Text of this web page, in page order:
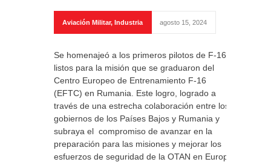
Aviación Militar, Industria agosto 15, 2024
Se homenajeó a los primeros pilotos de F-16
listos para la misión que se graduaron del
Centro Europeo de Entrenamiento F-16
(EFTC) en Rumania. Este logro, logrado a
través de una estrecha colaboración entre los
gobiernos de los Países Bajos y Rumania y
subraya el compromiso de avanzar en la
preparación para las misiones y mejorar los
esfuerzos de seguridad de la OTAN en Europa.